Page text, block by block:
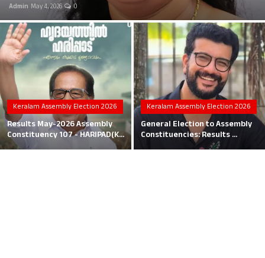
Business
Local News
Earn Money
Tutorials
Malayalam
Admin May 4, 2026 0
Keralam Assembly Election 2026
Results May-2026 Assembly
Constituency 107 - HARIPAD(K...
Keralam Assembly Election 2026
General Election to Assembly
Constituencies: Results ...